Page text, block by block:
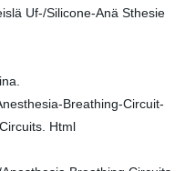
Uf-/Silicone-Anä Sthesie
Breathing-Circuit-
Html